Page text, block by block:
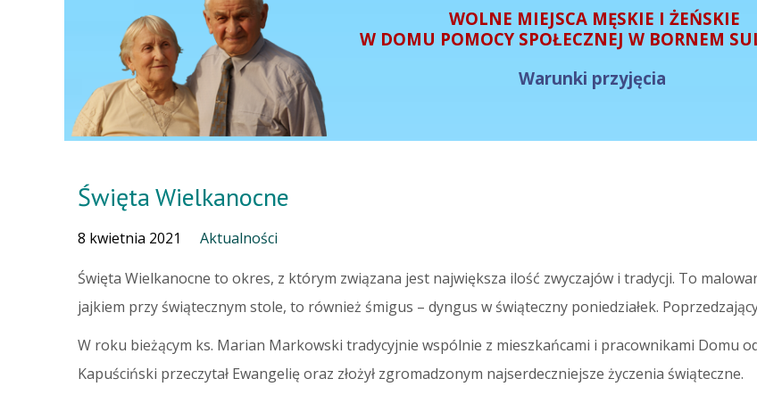
WOLNE MIEJSCA MĘSKIE I ŻEŃSKIE
W DOMU POMOCY SPOŁECZNEJ W BORNEM
Warunki przyjęcia
Święta Wielkanocne
8 kwietnia 2021 Aktualności
Święta Wielkanocne to okres, z którym związana jest największa ilość zwyczajów i tradycji. To
jajkiem przy świątecznym stole, to również śmigus – dyngus w świąteczny poniedziałek.
W roku bieżącym ks. Marian Markowski tradycyjnie wspólnie z mieszkańcami i pracownikami Domu
Kapuściński przeczytał Ewangelię oraz złożył zgromadzonym najserdeczniejsze życzenia świąteczne.